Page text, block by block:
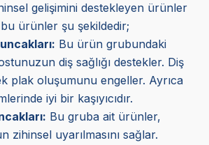
gelişimini destekleyen ürünler
bu ürünler şu şekildedir;
Bu ürün grubundaki
diş sağlığı destekler. Diş
plak oluşumunu engeller. Ayrıca
iyi bir kaşıyıcıdır.
Bu gruba ait ürünler,
zihinsel uyarılmasını sağlar.